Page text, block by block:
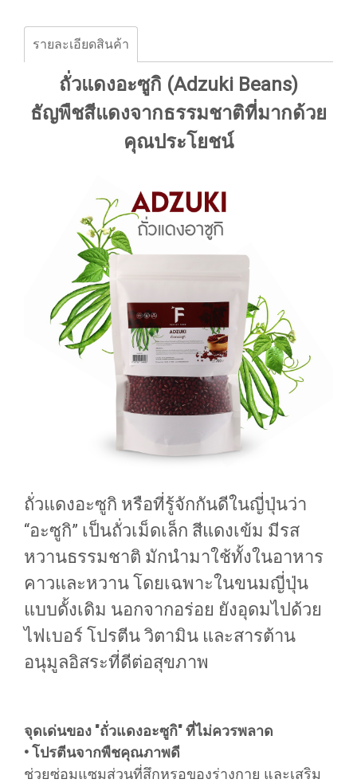
รายละเอียดสินค้า
ถั่วแดงอะซูกิ (Adzuki Beans)
ธัญพืชสีแดงจากธรรมชาติที่มากด้วย
คุณประโยชน์
ถั่วแดงอะซูกิ หรือที่รู้จักกันดีในญี่ปุ่นว่า
“อะซูกิ” เป็นถั่วเม็ดเล็ก สีแดงเข้ม มีรส
หวานธรรมชาติ มักนำมาใช้ทั้งในอาหาร
คาวและหวาน โดยเฉพาะในขนมญี่ปุ่น
แบบดั้งเดิม นอกจากอร่อย ยังอุดมไปด้วย
ไฟเบอร์ โปรตีน วิตามิน และสารต้าน
อนุมูลอิสระที่ดีต่อสุขภาพ
จุดเด่นของ "ถั่วแดงอะซูกิ" ที่ไม่ควรพลาด
• โปรตีนจากพืชคุณภาพดี
ช่วยซ่อมแซมส่วนที่สึกหรอของร่างกาย และเสริม